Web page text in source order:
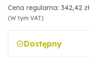
Cena regularna: 342,42 zł
(W tym VAT)
Dostępny